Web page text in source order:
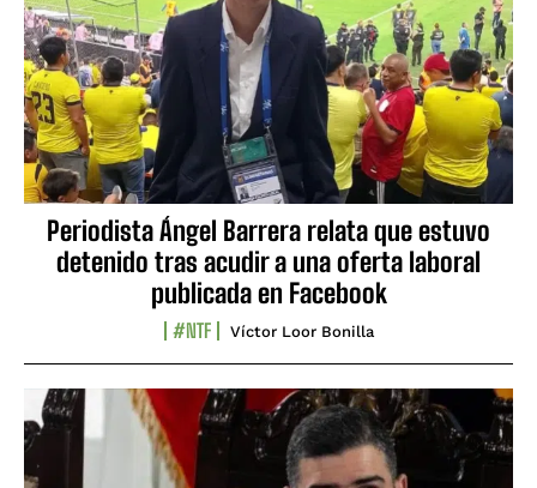
Periodista Ángel Barrera relata que estuvo
detenido tras acudir a una oferta laboral
publicada en Facebook
#NTF Víctor Loor Bonilla